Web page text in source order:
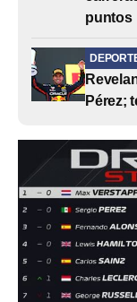
puntos
Pérez;